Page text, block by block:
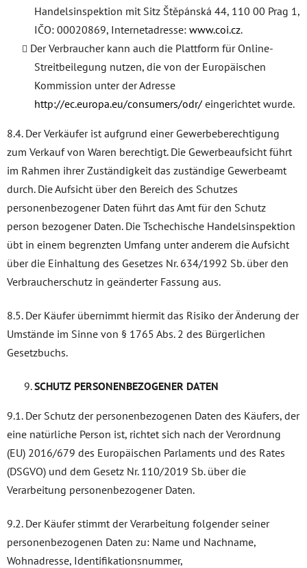
Handelsinspektion mit Sitz Štěpánská 44, 110 00 Prag 1,
IČO: 00020869, Internetadresse: www.coi.cz.
Der Verbraucher kann auch die Plattform für Online-
Streitbeilegung nutzen, die von der Europäischen
Kommission unter der Adresse
http://ec.europa.eu/consumers/odr/ eingerichtet wurde.
8.4. Der Verkäufer ist aufgrund einer Gewerbeberechtigung
zum Verkauf von Waren berechtigt. Die Gewerbeaufsicht führt
im Rahmen ihrer Zuständigkeit das zuständige Gewerbeamt
durch. Die Aufsicht über den Bereich des Schutzes
personenbezogener Daten führt das Amt für den Schutz
person bezogener Daten. Die Tschechische Handelsinspektion
übt in einem begrenzten Umfang unter anderem die Aufsicht
über die Einhaltung des Gesetzes Nr. 634/1992 Sb. über den
Verbraucherschutz in geänderter Fassung aus.
8.5. Der Käufer übernimmt hiermit das Risiko der Änderung der
Umstände im Sinne von § 1765 Abs. 2 des Bürgerlichen
Gesetzbuchs.
SCHUTZ PERSONENBEZOGENER DATEN
9.1. Der Schutz der personenbezogenen Daten des Käufers, der
eine natürliche Person ist, richtet sich nach der Verordnung
(EU) 2016/679 des Europäischen Parlaments und des Rates
(DSGVO) und dem Gesetz Nr. 110/2019 Sb. über die
Verarbeitung personenbezogener Daten.
9.2. Der Käufer stimmt der Verarbeitung folgender seiner
personenbezogenen Daten zu: Name und Nachname,
Wohnadresse, Identifikationsnummer,